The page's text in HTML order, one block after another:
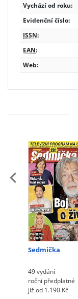
Vychází od roku:
Evidenční číslo:
ISSN:
EAN:
Web:
Sedmička
49 vydání
roční předplatné
již od 1.190 Kč